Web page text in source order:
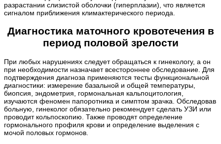
разрастании слизистой оболочки (гиперплазии), что является
сигналом приближения климактерического периода.
Диагностика маточного кровотечения в
период половой зрелости
При любых нарушениях следует обращаться к гинекологу, а он
при необходимости назначает всестороннее обследование. Для
подтверждения диагноза применяются тесты функциональной
диагностики: измерение базальной и общей температуры,
биопсия, эндометрия, гормональная кальпоцитология,
изучаются феномен папоротника и симптом зрачка. Обследовав
больную, гинеколог обязательно рекомендует сделать УЗИ или
проводит кольпоскопию. Также проводят определение
гормонального профиля крови и определение выделения с
мочой половых гормонов.